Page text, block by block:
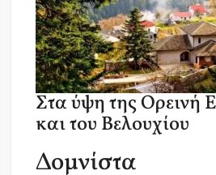
Στα ύψη της Ορεινή
και του Βελουχίου
Δομνίστα